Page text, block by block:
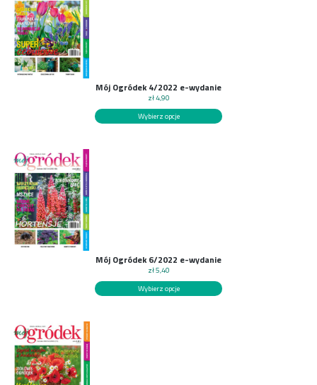
Mój Ogródek 4/2022 e-wydanie
zł4,90
Wybierz opcje
Mój Ogródek 6/2022 e-wydanie
zł5,40
Wybierz opcje